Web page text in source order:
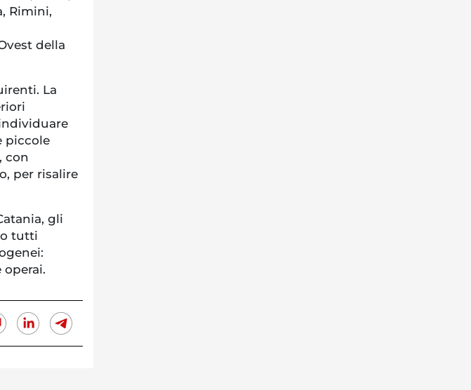
Rimini,
della
La
piccole
con
per risalire
gli
tutti